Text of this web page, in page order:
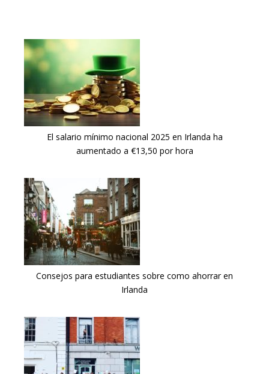
El salario mínimo nacional 2025 en Irlanda ha
aumentado a €13,50 por hora
Consejos para estudiantes sobre como ahorrar en
Irlanda